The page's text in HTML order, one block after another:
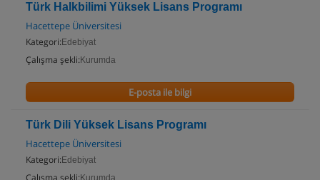
Türk Halkbilimi Yüksek Lisans Programı
Hacettepe Üniversitesi
Kategori: Edebiyat
Çalışma şekli: Kurumda
E-posta ile bilgi
Türk Dili Yüksek Lisans Programı
Hacettepe Üniversitesi
Kategori: Edebiyat
Çalışma şekli: Kurumda